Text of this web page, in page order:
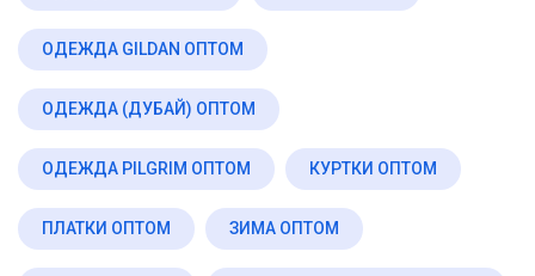
ОДЕЖДА GILDAN ОПТОМ
ОДЕЖДА (ДУБАЙ) ОПТОМ
ОДЕЖДА PILGRIM ОПТОМ КУРТКИ ОПТОМ
ПЛАТКИ ОПТОМ ЗИМА ОПТОМ